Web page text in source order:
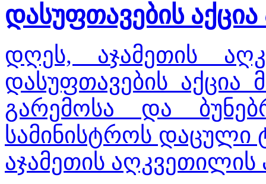
დასუფთავების
დღეს, აჯამეთის
დასუფთავების აქცია
გარემოსა და
სამინისტროს დაცული
აჯამეთის აღკვეთილის